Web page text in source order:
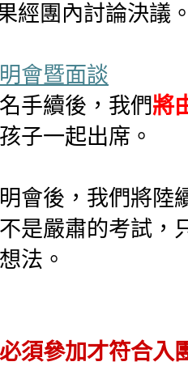
經團內討論決議
會暨面談
手續後，我們將
子一起出席。
會後，我們將陸
是嚴肅的考試，
法。
須參加才符合入